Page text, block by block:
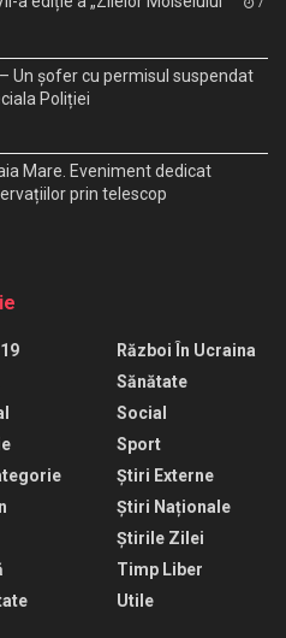
Un șofer cu permisul suspendat
Poliției
Mare. Eveniment dedicat
prin telescop
Război În Ucraina
Sănătate
Social
Sport
Știri Externe
Știri Naționale
Știrile Zilei
Timp Liber
Utile